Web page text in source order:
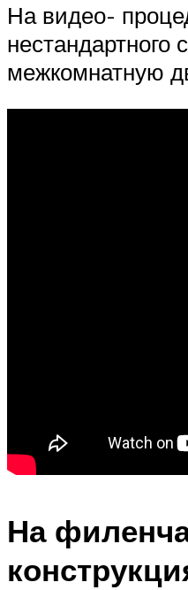
На видео-
нестандартного
межкомнатную
На